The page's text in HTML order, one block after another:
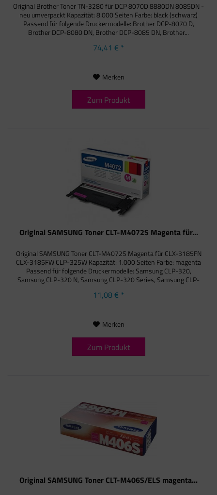
Original Brother Toner TN-3280 für DCP 8070D 8880DN 8085DN -
neu umverpackt Kapazität: 8.000 Seiten Farbe: black (schwarz)
Passend für folgende Druckermodelle: Brother DCP-8070 D,
Brother DCP-8080 DN, Brother DCP-8085 DN, Brother...
74,41 € *
Merken
Zum Produkt
Original SAMSUNG Toner CLT-M4072S Magenta für...
Original SAMSUNG Toner CLT-M4072S Magenta für CLX-3185FN
CLX-3185FW CLP-325W Kapazität: 1.000 Seiten Farbe: magenta
Passend für folgende Druckermodelle: Samsung CLP-320,
Samsung CLP-320 N, Samsung CLP-320 Series, Samsung CLP-
11,08 € *
Merken
Zum Produkt
Original SAMSUNG Toner CLT-M406S/ELS magenta...